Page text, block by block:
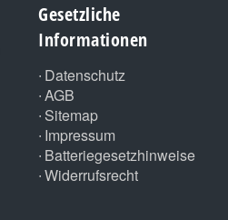
Gesetzliche
Informationen
Datenschutz
AGB
Sitemap
Impressum
Batteriegesetzhinweise
Widerrufsrecht